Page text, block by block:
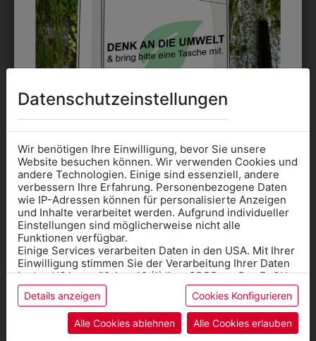
Perfekt für große Logos und für kleine Details, jedoch
kostet jede Farbe extra und ist erst ab 12 Stück
möglich. Waschbar bis zu 60°C.
DAS KÖNNTE IHNEN
AUCH GEFALLEN
Datenschutzeinstellungen
Wir benötigen Ihre Einwilligung, bevor Sie unsere
Website besuchen können. Wir verwenden Cookies und
andere Technologien. Einige sind essenziell, andere
verbessern Ihre Erfahrung. Personenbezogene Daten
wie IP-Adressen können für personalisierte Anzeigen
und Inhalte verarbeitet werden. Aufgrund individueller
Einstellungen sind möglicherweise nicht alle
Funktionen verfügbar.
Einige Services verarbeiten Daten in den USA. Mit Ihrer
Einwilligung stimmen Sie der Verarbeitung Ihrer Daten
in den USA gemäß Art. 49 (1) lit. a GDPR zu. Der EuGH
stuft die USA als Land mit unzureichendem Datenschutz
ein, und es besteht das Risiko, dass US-Behörden
Daten ohne Klagemöglichkeit für Europäer überwachen.
Details anzeigen Cookies Konfigurieren
Alle Cookies ablehnen Alle Cookies erlauben
Informationen wenn Sie
Kleidung
für die SCHULE
benötigen
Online Shop: Klick auf SCHULE in der
Kategorie und die richtige Schule auswählen.
AnprobeVorort im Geschäft: Termin buchen